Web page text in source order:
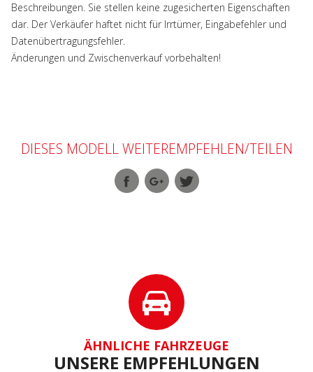
Beschreibungen. Sie stellen keine zugesicherten Eigenschaften
dar. Der Verkäufer haftet nicht für Irrtümer, Eingabefehler und
Datenübertragungsfehler.
Änderungen und Zwischenverkauf vorbehalten!
DIESES MODELL WEITEREMPFEHLEN/TEILEN
ÄHNLICHE FAHRZEUGE
UNSERE EMPFEHLUNGEN